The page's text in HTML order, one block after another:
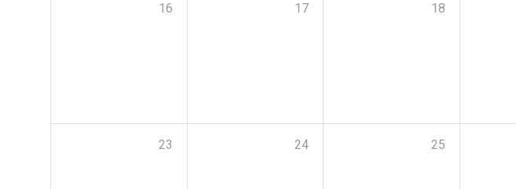
16 17 18
23 24 25